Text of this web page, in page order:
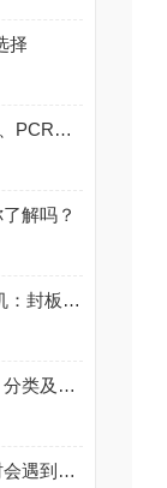
择
爱赛因透明热封膜：qPCR、PCR实验选择
解吗？
Aiscen爱赛因封板机/撕膜机：封板膜·PCR板/微孔板解决方案
微孔板热封膜使用、参数、分类及问题汇总
选择科研压敏膜、热封膜时会遇到哪些问题